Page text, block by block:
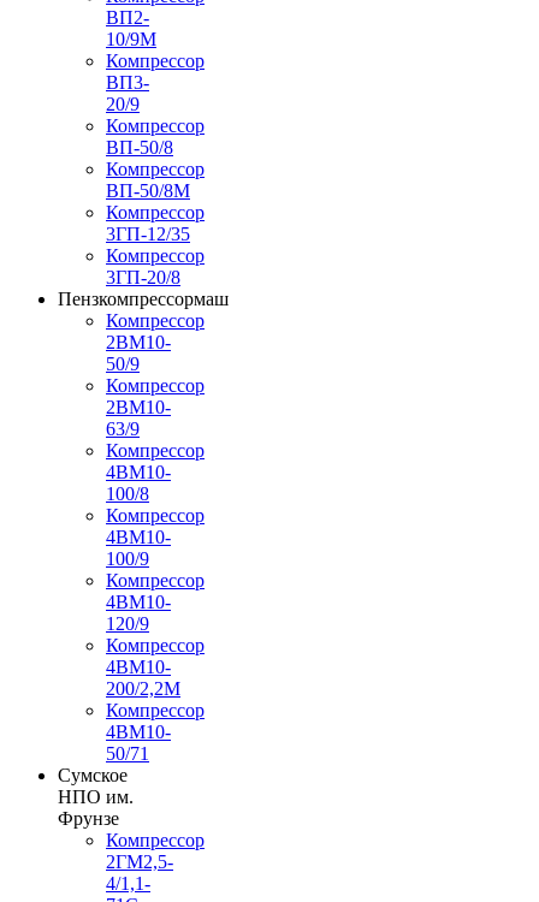
ВП2-
10/9М
Компрессор
ВП3-
20/9
Компрессор
ВП-50/8
Компрессор
ВП-50/8М
Компрессор
3ГП-12/35
Компрессор
3ГП-20/8
Пензкомпрессормаш
Компрессор
2ВМ10-
50/9
Компрессор
2ВМ10-
63/9
Компрессор
4ВМ10-
100/8
Компрессор
4ВМ10-
100/9
Компрессор
4ВМ10-
120/9
Компрессор
4ВМ10-
200/2,2М
Компрессор
4ВМ10-
50/71
Сумское
НПО им.
Фрунзе
Компрессор
2ГМ2,5-
4/1,1-